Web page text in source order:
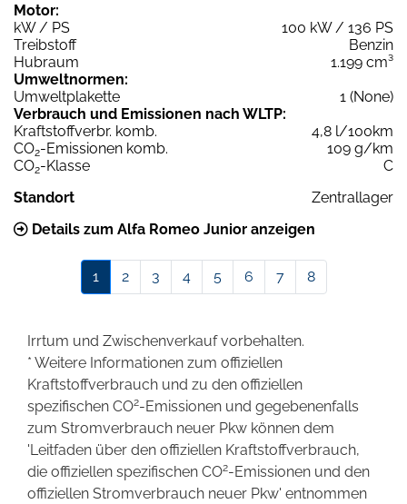
Motor:
kW / PS
100 kW / 136 PS
Treibstoff
Benzin
Hubraum
1.199 cm³
Umweltnormen:
Umweltplakette
1 (None)
Verbrauch und Emissionen nach WLTP:
Kraftstoffverbr. komb.
4,8 l/100km
CO2-Emissionen komb.
109 g/km
CO2-Klasse
C
Standort
Zentrallager
Details zum Alfa Romeo Junior anzeigen
1 2 3 4 5 6 7 8
Irrtum und Zwischenverkauf vorbehalten.
* Weitere Informationen zum offiziellen
Kraftstoffverbrauch und zu den offiziellen
spezifischen CO2-Emissionen und gegebenenfalls
zum Stromverbrauch neuer Pkw können dem
'Leitfaden über den offiziellen Kraftstoffverbrauch,
die offiziellen spezifischen CO2-Emissionen und den
offiziellen Stromverbrauch neuer Pkw' entnommen